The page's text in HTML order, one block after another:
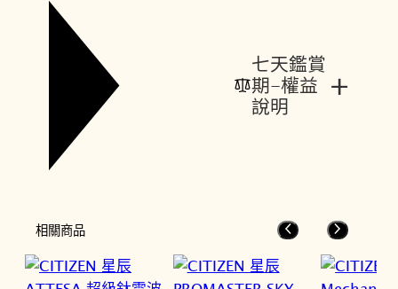
七天鑑賞
期-權益
說明
+
相關商品